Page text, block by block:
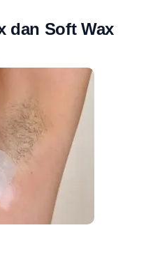
dan Soft Wax